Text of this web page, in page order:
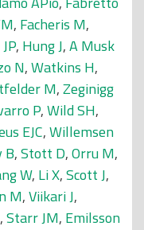
, Facheris M,
, Hung J,A Musk
N,Watkins H,
M,Zeginigg
P,Wild SH,
EJC,Willemsen
B,Stott D,Orru M,
W, Li X,Scott J,
M,Viikari J,
,Starr JM, Emilsson